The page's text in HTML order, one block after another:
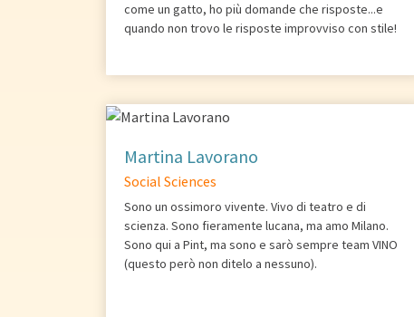
come un gatto, ho più domande che risposte...e
quando non trovo le risposte improvviso con stile!
Martina Lavorano
Social Sciences
Sono un ossimoro vivente. Vivo di teatro e di
scienza. Sono fieramente lucana, ma amo Milano.
Sono qui a Pint, ma sono e sarò sempre team VINO
(questo però non ditelo a nessuno).